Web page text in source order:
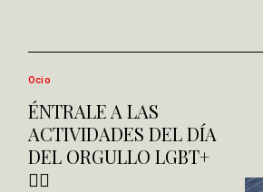
Ocio
ÉNTRALE A LAS
ACTIVIDADES DEL DÍA
DEL ORGULLO LGBT+
🏳️‍🌈